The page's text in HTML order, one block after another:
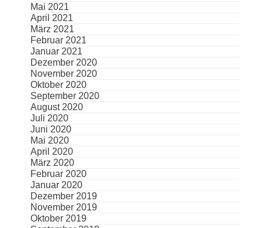
Mai 2021
April 2021
März 2021
Februar 2021
Januar 2021
Dezember 2020
November 2020
Oktober 2020
September 2020
August 2020
Juli 2020
Juni 2020
Mai 2020
April 2020
März 2020
Februar 2020
Januar 2020
Dezember 2019
November 2019
Oktober 2019